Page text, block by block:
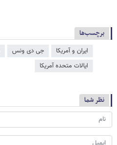
برچسب‌ها
ایران و آمریکا جی دی ونس
ایالات متحده آمریکا
نظر شما